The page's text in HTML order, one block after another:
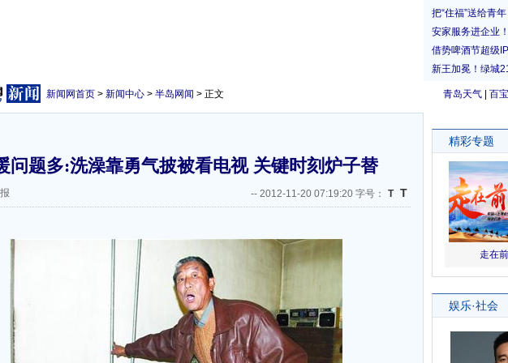
青岛天气 百
新闻网首页 > 新闻中心 > 半岛网闻 > 正文
问题多:洗澡靠勇气披被看电视 关键时刻炉子替
-- 2012-11-20 07:19:20 字号： T T